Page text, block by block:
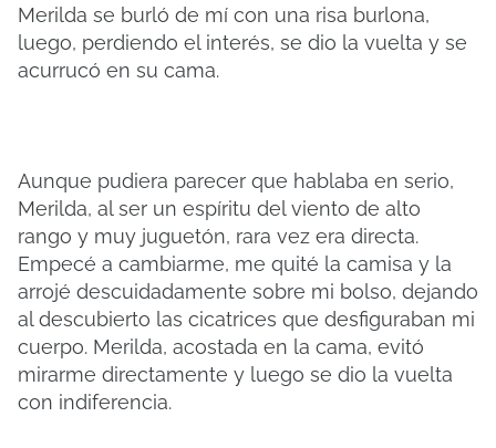
Merilda se burló de mí con una risa burlona, ​​
luego, perdiendo el interés, se dio la vuelta y se
acurrucó en su cama.
Aunque pudiera parecer que hablaba en serio,
Merilda, al ser un espíritu del viento de alto
rango y muy juguetón, rara vez era directa.
Empecé a cambiarme, me quité la camisa y la
arrojé descuidadamente sobre mi bolso, dejando
al descubierto las cicatrices que desfiguraban mi
cuerpo. Merilda, acostada en la cama, evitó
mirarme directamente y luego se dio la vuelta
con indiferencia.